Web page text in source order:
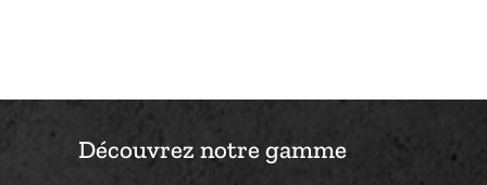
Découvrez notre gamme